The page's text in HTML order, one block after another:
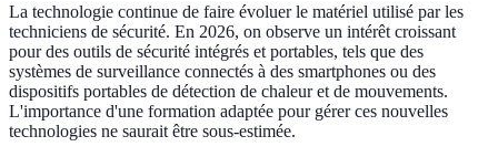
La technologie continue de faire évoluer le matériel utilisé par les
techniciens de sécurité. En 2026, on observe un intérêt croissant
pour des outils de sécurité intégrés et portables, tels que des
systèmes de surveillance connectés à des smartphones ou des
dispositifs portables de détection de chaleur et de mouvements.
L'importance d'une formation adaptée pour gérer ces nouvelles
technologies ne saurait être sous-estimée.